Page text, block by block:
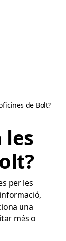
de Bolt?
les
per les
una
més o